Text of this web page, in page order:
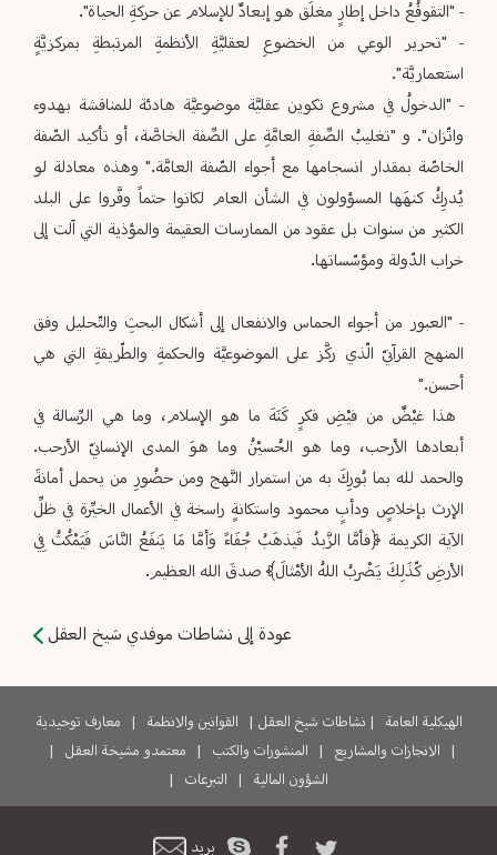
‏- "التقوقُعُ داخل إطارٍ مغلَق هو إبعادٌ للإسلام عن حركةِ الحياة".‏
‏- "تحرير الوعي من الخضوعِ لعقليَّةِ الأنظمةِ المرتبطةِ بمركزيَّةٍ
استعماريَّة".‏
‏- "الدخولُ في مشروع تكوين عقليَّة موضوعيَّة هادئة للمناقشة بهدوء
واتّزان". و "تغليبُ الصِّفةِ العامَّةِ على الصِّفة ‏الخاصَّة، أو تأكيد الصّفة
الخاصّة بمقدار انسجامها مع أجواء الصّفة العامَّة." وهذه معادلة لو
يُدرِكُ كنهَها المسؤولون في ‏الشأن العام لكانوا حتماً وفَّروا على البلد
الكثير من سنوات بل عقود من الممارسات العقيمة والمؤذية التي آلت إلى
خراب ‏الدّولة ومؤسّساتها.‏
‏- "العبور من أجواء الحماس والانفعال إلى أشكال البحثِ والتّحليل وفق
المنهج القرآنيّ الّذي ركَّز على الموضوعيَّة ‏والحكمةِ والطّريقةِ التي هي
أحسن."‏
‏ هذا غيْضٌ من فيْضِ فكرٍ كَنَهَ ما هو الإسلام، وما هي الرِّسالة في
أبعادها الأرحب، وما هو الحُسيْنُ وما هوَ المدى ‏الإنسانيّ الأرحب.
والحمد لله بما بُورِكَ به من استمرار النَّهج ومن حضُورِ من يحمل أمانةَ
الإرث بإخلاصٍ ودأبٍ محمود ‏واستكانةٍ راسخة في الأعمال الخيِّرة في ظلِّ
الآية الكريمة ﴿فأمَّا الزَّبدُ فَيذهَبُ جُفَاءً وَأمَّا مَا يَنفَعُ النَّاسَ فَيَمْكُثُ فِي
الأرضِ ‏كّذَلِكَ يَضْربُ اللهُ الأمْثالَ﴾ صدقَ الله العظيم.‏
عودة إلى نشاطات موفدي شيخ العقل
الهيكلية العامة | نشاطات شيخ العقل | القوانين والانظمة |
معارف توحيدية
|
الانجازات والمشاريع | المنشورات والكتب | معتمدو مشيخة العقل
|
الشؤون المالية
| التبرعات |
بريد